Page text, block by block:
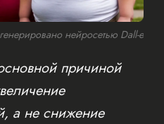
нейросетью Dall-e
причиной
а не снижение